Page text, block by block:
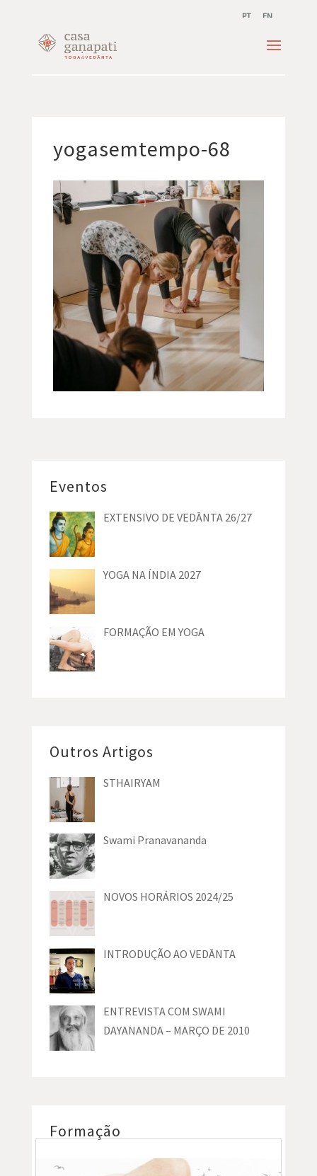
PT EN
yogasemtempo-68
Eventos
EXTENSIVO DE VEDĀNTA 26/27
YOGA NA ÍNDIA 2027
FORMAÇÃO EM YOGA
Outros Artigos
STHAIRYAM
Swami Pranavananda
NOVOS HORÁRIOS 2024/25
INTRODUÇÃO AO VEDĀNTA
ENTREVISTA COM SWAMI
DAYANANDA – MARÇO DE 2010
Formação